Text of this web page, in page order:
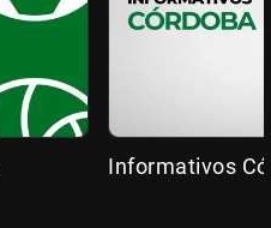
Informativos